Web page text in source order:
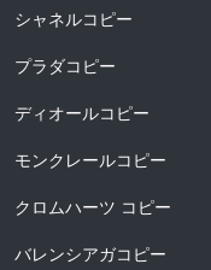
シャネルコピー
プラダコピー
ディオールコピー
モンクレールコピー
クロムハーツ コピー
バレンシアガコピー